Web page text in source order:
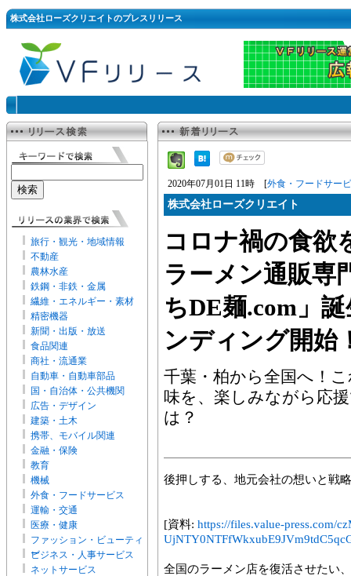
株式会社ローズクリエイトのプレスリリース
旅行・観光・地域情報
不動産
農林水産
鉄鋼・非鉄・金属
繊維・エネルギー・素材
精密機器
新聞・出版・放送
食品関連
商社・流通業
自動車・自動車部品
国・自治体・公共機関
広告・デザイン
建築・土木
携帯、モバイル関連
金融・保険
教育
機械
外食・フードサービス
運輸・交通
医療・健康
ファッション・ビューティ
ー
ビジネス・人事サービス
ネットサービス
2020年07月01日 11時 [外食・フードサー
株式会社ローズクリエイト
コロナ禍の食欲
ラーメン通販専
ちDE麺.com」
ンディング開始
千葉・柏から全国へ！
味を、楽しみながら応
は？
後押しする、地元会社の想いと戦略
[資料: https://files.value-press.com/
全国のラーメン店を復活させたい